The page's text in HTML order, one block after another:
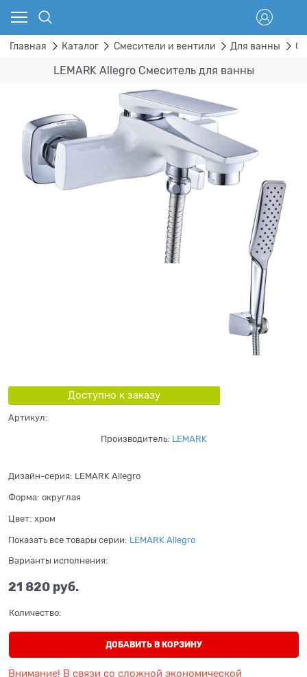
Главная Каталог Смесители и вентили Для ванны
LEMARK Allegro Смеситель для ванны
Доступно к заказу
Артикул:
Производитель: LEMARK
Дизайн-серия: LEMARK Allegro
Форма: округлая
Цвет: хром
Показать все товары серии: LEMARK Allegro
Варианты исполнения:
21 820 руб.
Количество:
ДОБАВИТЬ В КОРЗИНУ
Внимание! В связи со сложной экономической